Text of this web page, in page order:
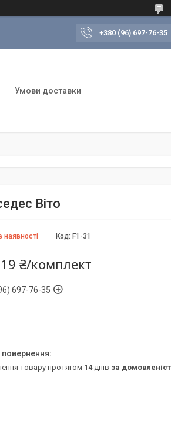
+380 (96) 697-76-35
Умови доставки
Віто
наявності Код: F1-31
₴/комплект
697-76-35
товару протягом 14 днів за